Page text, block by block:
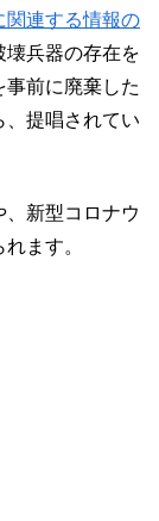
関連する情報の
壊兵器の存在を
前に廃棄した
、提唱されてい
新型コロナウ
ます。